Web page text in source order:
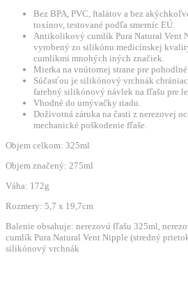
Bez BPA, PVC, ftalátov a bez
toxínov, testované podľa smerníc EÚ.
Antikolikový cumlík Pura Natural Vent
vyrobený zo silikónu medicínskej
cumlíkmi mnohých iných značiek.
Mierka na vnútornej strane pre
Súčasťou je silikónový vrchnák
farebný silikónový návlek na fľašu pre
Vhodné do umývačky riadu.
Doživotná záruka na časti z nerezovej
mechanické poškodenie fľaše.
Objem celkom: 325ml
Objem značený: 275ml
Váha: 172g
Rozmery: 5,7 x 19,7cm
Balenie obsahuje: nerezovú fľašu 325ml,
cumlík Pura Natural Vent Nipple (stredný
silikónový vrchnák